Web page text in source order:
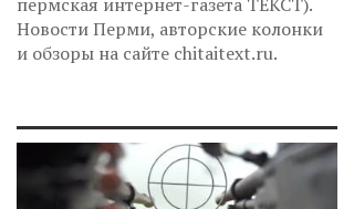
Новости Перми, авторские колонки
и обзоры на сайте chitaitext.ru.